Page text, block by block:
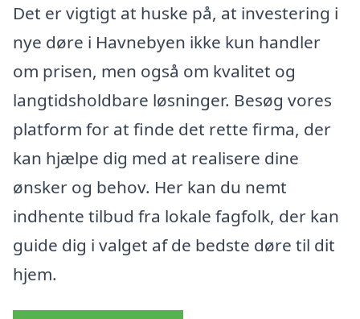
Det er vigtigt at huske på, at investering i
nye døre i Havnebyen ikke kun handler
om prisen, men også om kvalitet og
langtidsholdbare løsninger. Besøg vores
platform for at finde det rette firma, der
kan hjælpe dig med at realisere dine
ønsker og behov. Her kan du nemt
indhente tilbud fra lokale fagfolk, der kan
guide dig i valget af de bedste døre til dit
hjem.